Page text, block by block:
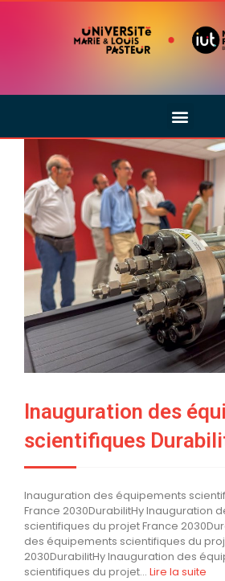
Inauguration des
scientifiques
Inauguration des équipements
France 2030DurabilitHy Inauguration
scientifiques du projet France
des équipements scientifiques du
2030DurabilitHy Inauguration des
scientifiques du projet… Lire la suite